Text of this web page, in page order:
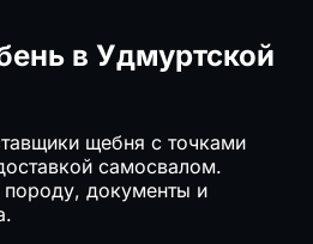
в Удмуртской
щебня с точками
самосвалом.
документы и